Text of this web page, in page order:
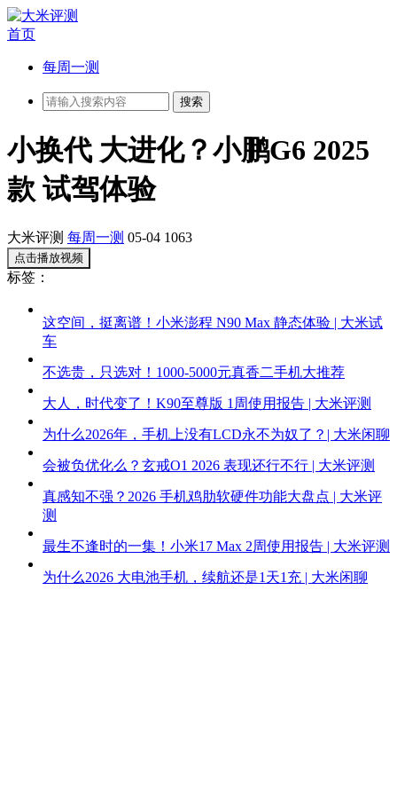
首页
每周一测
小换代 大进化？小鹏G6 2025
款 试驾体验
大米评测 每周一测 05-04 1063
点击播放视频
标签：
这空间，挺离谱！小米澎程 N90 Max 静态体验 | 大米试
车
不选贵，只选对！1000-5000元真香二手机大推荐
大人，时代变了！K90至尊版 1周使用报告 | 大米评测
为什么2026年，手机上没有LCD永不为奴了？| 大米闲聊
会被负优化么？玄戒O1 2026 表现还行不行 | 大米评测
真感知不强？2026 手机鸡肋软硬件功能大盘点 | 大米评
测
最生不逢时的一集！小米17 Max 2周使用报告 | 大米评测
为什么2026 大电池手机，续航还是1天1充 | 大米闲聊